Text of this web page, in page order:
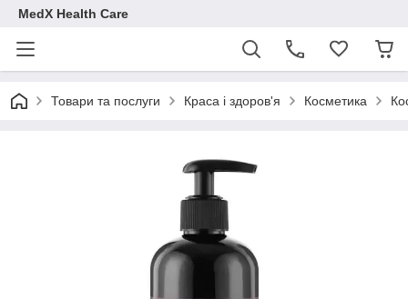
MedX Health Care
Товари та послуги Краса і здоров'я Косметика